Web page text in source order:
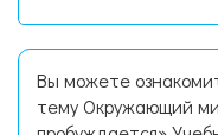
Вы можете
тему Окружающий